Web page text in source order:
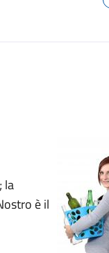
la
è il